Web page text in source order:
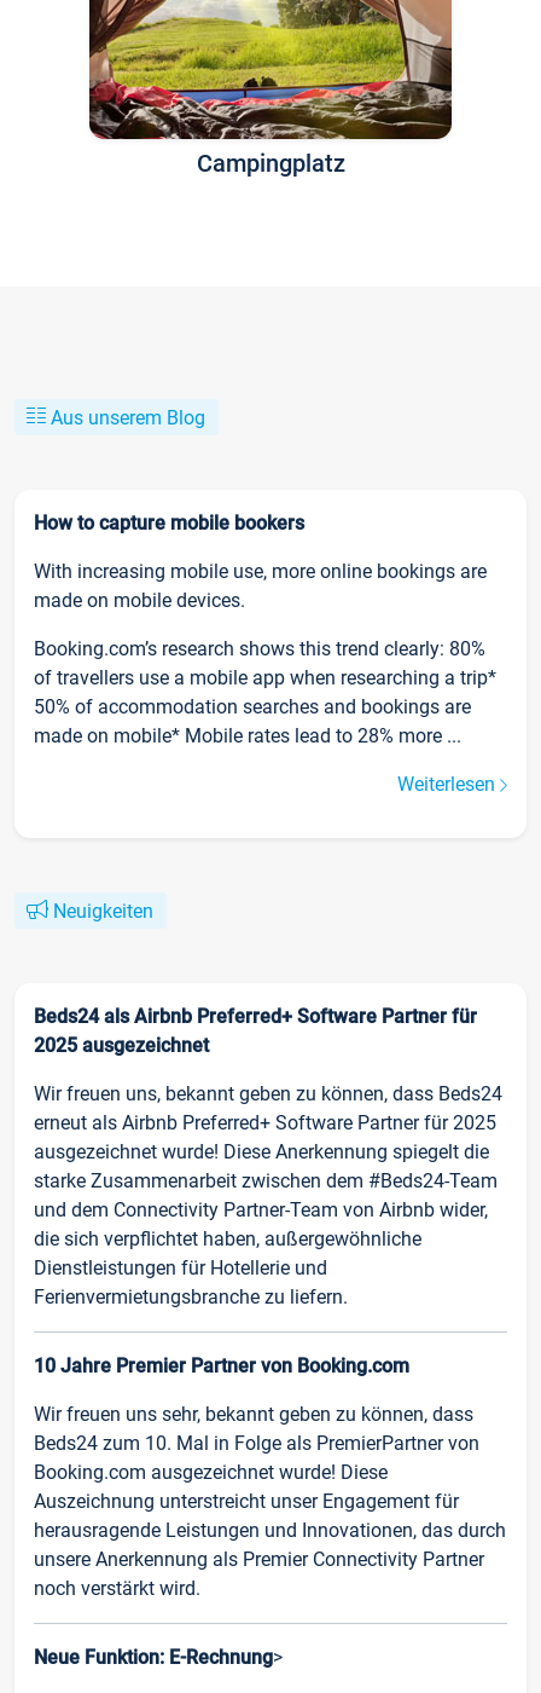
Campingplatz
Aus unserem Blog
How to capture mobile bookers
With increasing mobile use, more online bookings are
made on mobile devices.
Booking.com’s research shows this trend clearly: 80%
of travellers use a mobile app when researching a trip*
50% of accommodation searches and bookings are
made on mobile* Mobile rates lead to 28% more ...
Weiterlesen
Neuigkeiten
Beds24 als Airbnb Preferred+ Software Partner für
2025 ausgezeichnet
Wir freuen uns, bekannt geben zu können, dass Beds24
erneut als Airbnb Preferred+ Software Partner für 2025
ausgezeichnet wurde! Diese Anerkennung spiegelt die
starke Zusammenarbeit zwischen dem #Beds24-Team
und dem Connectivity Partner-Team von Airbnb wider,
die sich verpflichtet haben, außergewöhnliche
Dienstleistungen für Hotellerie und
Ferienvermietungsbranche zu liefern.
10 Jahre Premier Partner von Booking.com
Wir freuen uns sehr, bekannt geben zu können, dass
Beds24 zum 10. Mal in Folge als PremierPartner von
Booking.com ausgezeichnet wurde! Diese
Auszeichnung unterstreicht unser Engagement für
herausragende Leistungen und Innovationen, das durch
unsere Anerkennung als Premier Connectivity Partner
noch verstärkt wird.
Neue Funktion: E-Rechnung>